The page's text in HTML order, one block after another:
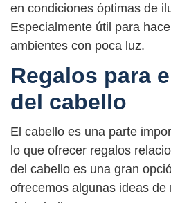
en condiciones óptimas de
Especialmente útil para
ambientes con poca luz.
Regalos para
del cabello
El cabello es una parte
lo que ofrecer regalos
del cabello es una gran
ofrecemos algunas ideas